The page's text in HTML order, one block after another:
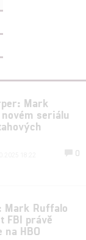
Mark
seriálu
0
Mark Ruffalo
FBI právě
na HBO